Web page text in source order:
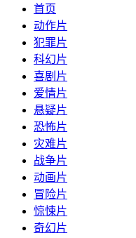
首页
动作片
犯罪片
科幻片
喜剧片
爱情片
悬疑片
恐怖片
灾难片
战争片
动画片
冒险片
惊悚片
奇幻片